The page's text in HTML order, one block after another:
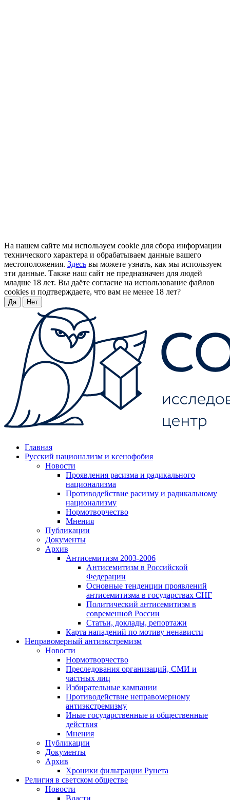
На нашем сайте мы используем cookie для сбора информации
технического характера и обрабатываем данные вашего
местоположения. Здесь вы можете узнать, как мы используем
эти данные. Также наш сайт не предназначен для людей
младше 18 лет. Вы даёте согласие на использование файлов
cookies и подтверждаете, что вам не менее 18 лет?
Да Нет
Главная
Русский национализм и ксенофобия
Новости
Проявления расизма и радикального
национализма
Противодействие расизму и радикальному
национализму
Нормотворчество
Мнения
Публикации
Документы
Архив
Антисемитизм 2003-2006
Антисемитизм в Российской
Федерации
Основные тенденции проявлений
антисемитизма в государствах СНГ
Политический антисемитизм в
современной России
Статьи, доклады, репортажи
Карта нападений по мотиву ненависти
Неправомерный антиэкстремизм
Новости
Нормотворчество
Преследования организаций, СМИ и
частных лиц
Избирательные кампании
Противодействие неправомерному
антиэкстремизму
Иные государственные и общественные
действия
Мнения
Публикации
Документы
Архив
Хроники фильтрации Рунета
Религия в светском обществе
Новости